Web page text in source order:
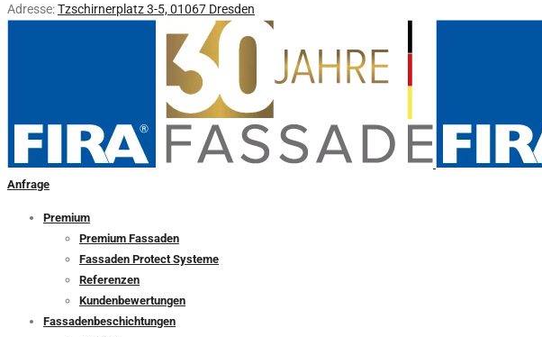
Adresse:Tzschirnerplatz 3-5, 01067 Dresden
Anfrage
Premium
Premium Fassaden
Fassaden Protect Systeme
Referenzen
Kundenbewertungen
Fassadenbeschichtungen